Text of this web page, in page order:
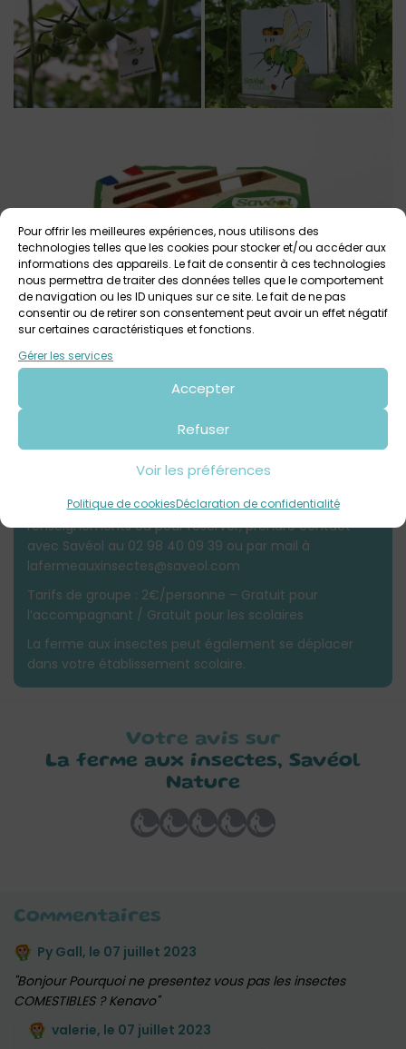
Pour offrir les meilleures expériences, nous utilisons des
technologies telles que les cookies pour stocker et/ou accéder aux
informations des appareils. Le fait de consentir à ces technologies
nous permettra de traiter des données telles que le comportement
de navigation ou les ID uniques sur ce site. Le fait de ne pas
consentir ou de retirer son consentement peut avoir un effet négatif
sur certaines caractéristiques et fonctions.
Gérer les services
Accepter
Refuser
Voir les préférences
Politique de cookiesDéclaration de confidentialité
L'info des pros
La ferme aux insectesest accessible aux groupes sur
adaptées à l’âge des enfants. Pour plus de
renseignements ou pour réserver, prendre contact
avec Savéol au 02 98 40 09 39 ou par mail à
lafermeauxinsectes@saveol.com
Tarifs de groupe : 2€/personne – Gratuit pour
l’accompagnant / Gratuit pour les scolaires
La ferme aux insectes peut également se déplacer
dans votre établissement scolaire.
Votre avis sur
La ferme aux insectes, Savéol
Nature
Commentaires
Py Gall, le 07 juillet 2023
Bonjour Pourquoi ne presentez vous pas les insectes
COMESTIBLES ? Kenavo
valerie, le 07 juillet 2023